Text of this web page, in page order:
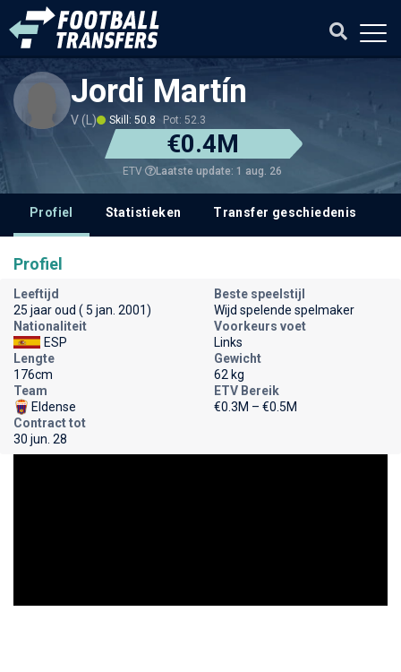
Jordi Martín
V (L) Skill: 50.8 Pot: 52.3
€0.4M
ETV Laatste update: 1 aug. 26
Profiel Statistieken Transfer geschiedenis
Profiel
Leeftijd
25 jaar oud ( 5 jan. 2001)
Beste speelstijl
Wijd spelende spelmaker
Nationaliteit
ESP
Voorkeurs voet
Links
Lengte
176cm
Gewicht
62 kg
Team
Eldense
ETV Bereik
€0.3M – €0.5M
Contract tot
30 jun. 28